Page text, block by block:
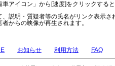
車アイコン」から[速度]をクリックする
、説明・質疑者等の氏名がリンク表示
からの映像が再生されます。
お知らせ 利用方法 FAQ